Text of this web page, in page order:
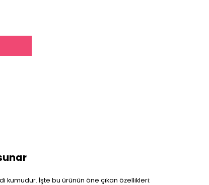
kumudur. İşte bu ürünün öne çıkan özellikleri: